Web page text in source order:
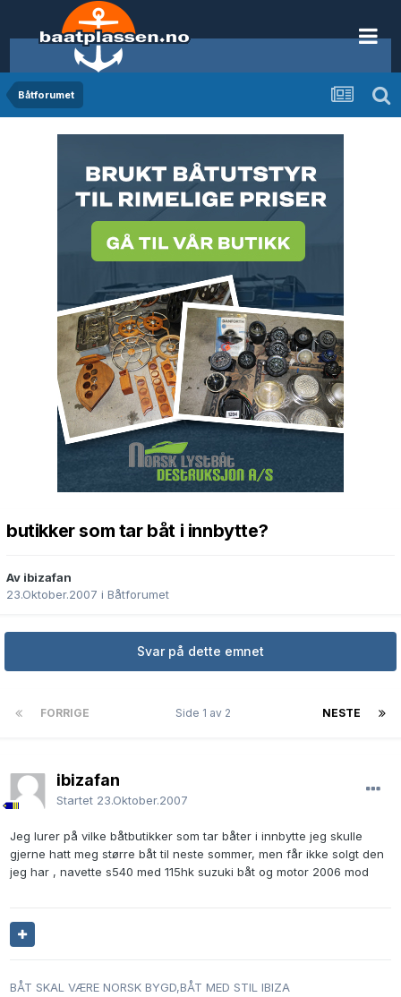
Båtforumet
butikker som tar båt i innbytte?
Av ibizafan
23.Oktober.2007 i Båtforumet
Svar på dette emnet
FORRIGE NESTE
Side 1 av 2
ibizafan
Startet 23.Oktober.2007
Jeg lurer på vilke båtbutikker som tar båter i innbytte jeg skulle
gjerne hatt meg større båt til neste sommer, men får ikke solgt den
jeg har , navette s540 med 115hk suzuki båt og motor 2006 mod
BÅT SKAL VÆRE NORSK BYGD,BÅT MED STIL IBIZA